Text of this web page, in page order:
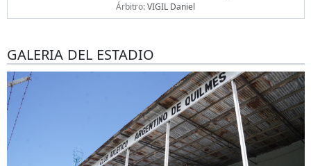
Árbitro:VIGIL Daniel
GALERIA DEL ESTADIO